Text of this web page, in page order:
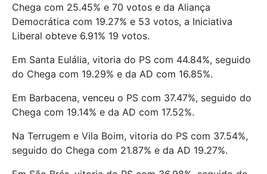
Chega com 25.45% e 70 votos e da Aliança
Democrática com 19.27% e 53 votos, a Iniciativa
Liberal obteve 6.91% 19 votos.
Em Santa Eulália, vitoria do PS com 44.84%, seguido
do Chega com 19.29% e da AD com 16.85%.
Em Barbacena, venceu o PS com 37.47%, seguido do
Chega com 19.14% e da AD com 17.52%.
Na Terrugem e Vila Boim, vitoria do PS com 37.54%,
seguido do Chega com 21.87% e da AD 19.27%.